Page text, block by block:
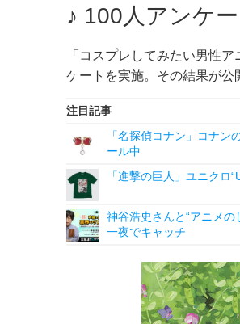
♪ 100人アンケ
「コスプレしてみたい男性
ケートを実施。その結果が公
注目記事
「名探偵コナン」コナ
ール中
「進撃の巨人」ユニク
神谷浩史さんと“アニメ
一夜でキャッチ